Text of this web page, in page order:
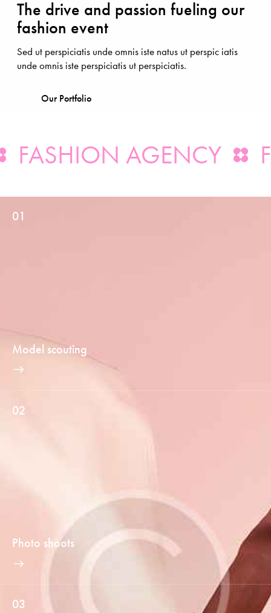
The drive and passion fueling our
fashion event
Sed ut perspiciatis unde omnis iste natus ut perspic iatis
unde omnis iste perspiciatis ut perspiciatis.
Our Portfolio
AGENCY
01
Model scouting
02
Photo shoots
03